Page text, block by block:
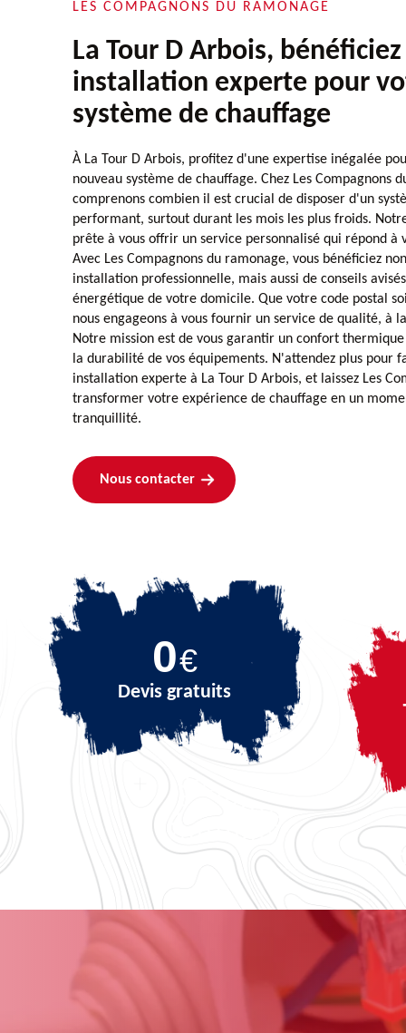
LES COMPAGNONS DU RAMONAGE
La Tour D Arbois,
installation experte pour
système de chauffage
À La Tour D Arbois, profitez d'une expertise inégalée
nouveau système de chauffage. Chez Les Compagnons
comprenons combien il est crucial de disposer d'un
performant, surtout durant les mois les plus froids.
prête à vous offrir un service personnalisé qui répond à
Avec Les Compagnons du ramonage, vous bénéficiez
installation professionnelle, mais aussi de conseils
énergétique de votre domicile. Que votre code postal
nous engageons à vous fournir un service de qualité, à
Notre mission est de vous garantir un confort
la durabilité de vos équipements. N'attendez plus pour
installation experte à La Tour D Arbois, et laissez Les
transformer votre expérience de chauffage en un
tranquillité.
Nous contacter
0€
Devis gratuits